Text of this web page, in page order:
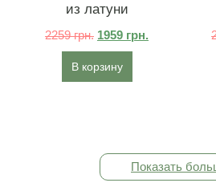
из латуни
2259грн. 1959 грн.
В корзину
Показать